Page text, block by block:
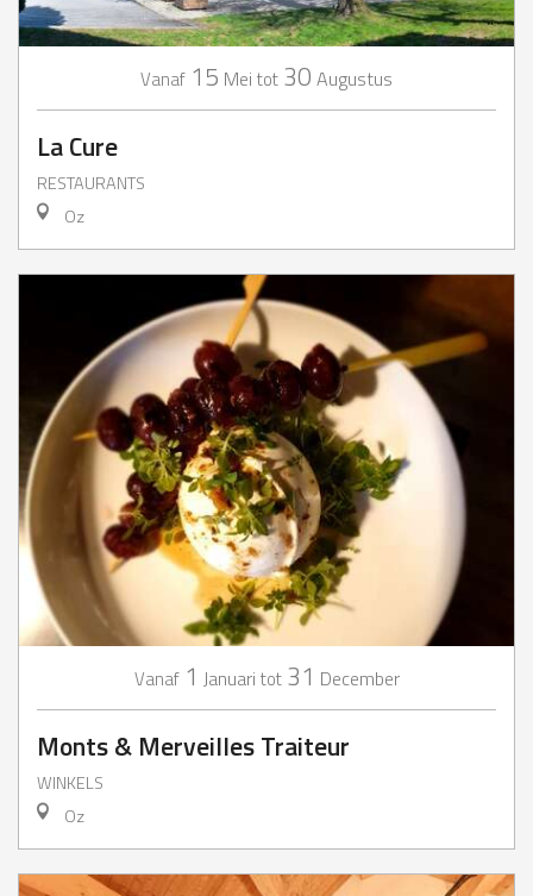
Vanaf 15 Mei tot 30 Augustus
La Cure
RESTAURANTS
Oz
Vanaf 1 Januari tot 31 December
Monts & Merveilles Traiteur
WINKELS
Oz